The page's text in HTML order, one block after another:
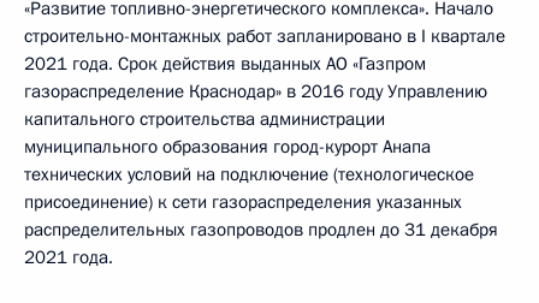
«Развитие топливно-энергетического комплекса». Начало
строительно-монтажных работ запланировано в I квартале
2021 года. Срок действия выданных АО «Газпром
газораспределение Краснодар» в 2016 году Управлению
капитального строительства администрации
муниципального образования город-курорт Анапа
технических условий на подключение (технологическое
присоединение) к сети газораспределения указанных
распределительных газопроводов продлен до 31 декабря
2021 года.